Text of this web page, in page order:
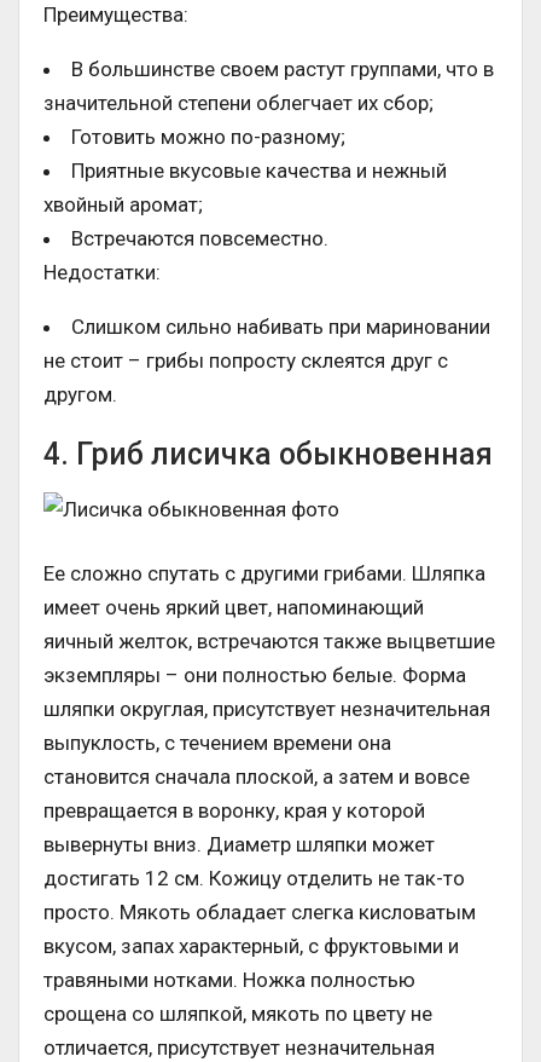
Преимущества:
В большинстве своем растут группами, что в
значительной степени облегчает их сбор;
Готовить можно по-разному;
Приятные вкусовые качества и нежный
хвойный аромат;
Встречаются повсеместно.
Недостатки:
Слишком сильно набивать при мариновании
не стоит – грибы попросту склеятся друг с
другом.
4. Гриб лисичка обыкновенная
Ее сложно спутать с другими грибами. Шляпка
имеет очень яркий цвет, напоминающий
яичный желток, встречаются также выцветшие
экземпляры – они полностью белые. Форма
шляпки округлая, присутствует незначительная
выпуклость, с течением времени она
становится сначала плоской, а затем и вовсе
превращается в воронку, края у которой
вывернуты вниз. Диаметр шляпки может
достигать 12 см. Кожицу отделить не так-то
просто. Мякоть обладает слегка кисловатым
вкусом, запах характерный, с фруктовыми и
травяными нотками. Ножка полностью
срощена со шляпкой, мякоть по цвету не
отличается, присутствует незначительная